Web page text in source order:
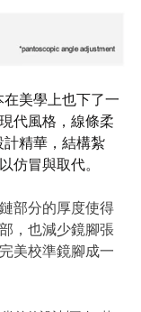
美學上也下了一
代風格，線條柔
精華，結構紮
仿冒與取代。
部分的厚度使得
，也減少鏡腳張
美校準鏡腳成一